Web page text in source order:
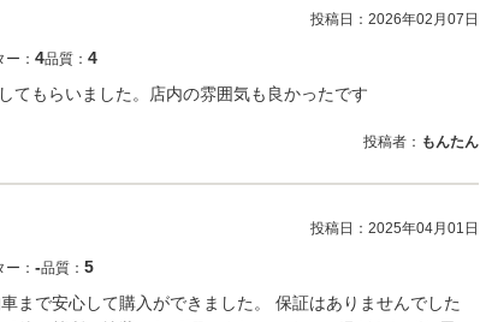
投稿日： 2026年02月07日
ー： 4品質： 4
てもらいました。店内の雰囲気も良かったです
投稿者： もんたん
投稿日： 2025年04月01日
ー： ‐品質： 5
まで安心して購入ができました。 保証はありませんでした